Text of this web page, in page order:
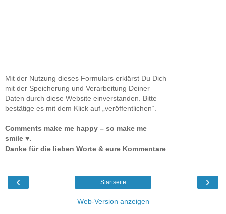
Mit der Nutzung dieses Formulars erklärst Du Dich
mit der Speicherung und Verarbeitung Deiner
Daten durch diese Website einverstanden. Bitte
bestätige es mit dem Klick auf „veröffentlichen“.
Comments make me happy – so make me
smile ♥.
Danke für die lieben Worte & eure Kommentare
‹ ›
Startseite
Web-Version anzeigen